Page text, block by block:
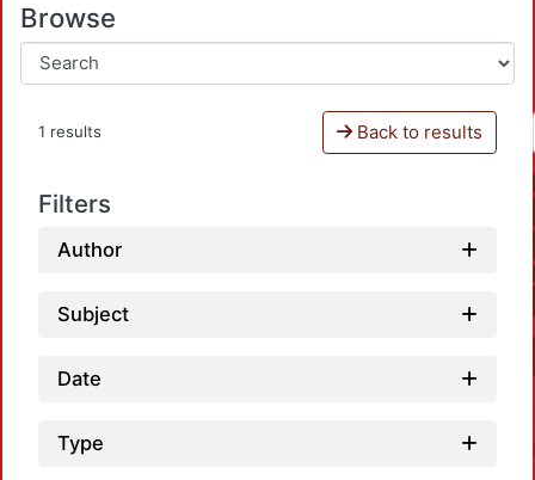
Browse
1 results Back to results
Filters
Author
Subject
Date
Type